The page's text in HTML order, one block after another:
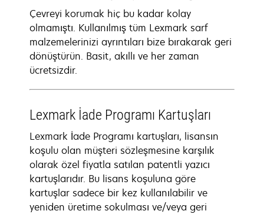
Çevreyi korumak hiç bu kadar kolay
olmamıştı. Kullanılmış tüm Lexmark sarf
malzemelerinizi ayrıntıları bize bırakarak geri
dönüştürün. Basit, akıllı ve her zaman
ücretsizdir.
Lexmark İade Programı Kartuşları
Lexmark İade Programı kartuşları, lisansın
koşulu olan müşteri sözleşmesine karşılık
olarak özel fiyatla satılan patentli yazıcı
kartuşlarıdır. Bu lisans koşuluna göre
kartuşlar sadece bir kez kullanılabilir ve
yeniden üretime sokulması ve/veya geri